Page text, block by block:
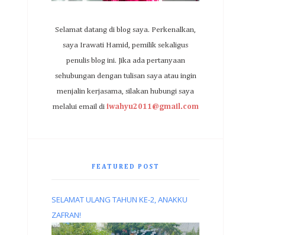
Selamat datang di blog saya. Perkenalkan,
saya Irawati Hamid, pemilik sekaligus
penulis blog ini. Jika ada pertanyaan
sehubungan dengan tulisan saya atau ingin
menjalin kerjasama, silakan hubungi saya
melalui email di iwahyu2011@gmail.com
FEATURED POST
SELAMAT ULANG TAHUN KE-2, ANAKKU
ZAFRAN!